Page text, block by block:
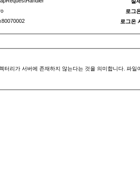
로그
로그온
터리가 서버에 존재하지 않는다는 것을 의미합니다. 파